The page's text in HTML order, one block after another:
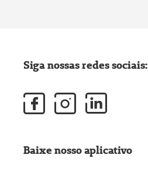
Siga nossas redes sociais:
Baixe nosso aplicativo